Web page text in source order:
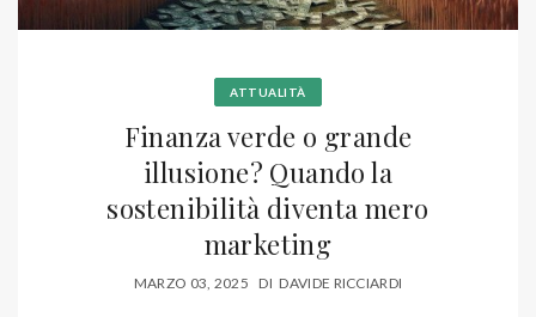
ATTUALITÀ
Finanza verde o grande
illusione? Quando la
sostenibilità diventa mero
marketing
MARZO 03, 2025 DI DAVIDE RICCIARDI